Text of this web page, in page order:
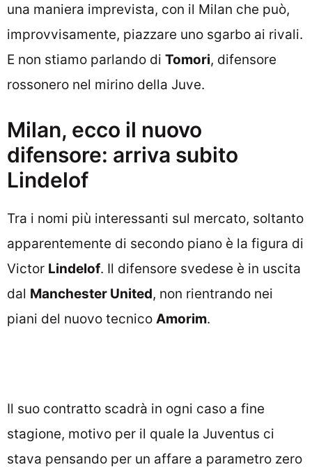
una maniera imprevista, con il Milan che può,
improvvisamente, piazzare uno sgarbo ai rivali.
E non stiamo parlando di Tomori, difensore
rossonero nel mirino della Juve.
Milan, ecco il nuovo
difensore: arriva subito
Lindelof
Tra i nomi più interessanti sul mercato, soltanto
apparentemente di secondo piano è la figura di
Victor Lindelof. Il difensore svedese è in uscita
dal Manchester United, non rientrando nei
piani del nuovo tecnico Amorim.
Il suo contratto scadrà in ogni caso a fine
stagione, motivo per il quale la Juventus ci
stava pensando per un affare a parametro zero